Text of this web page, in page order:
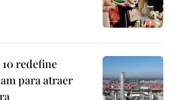
redefine
para atraer